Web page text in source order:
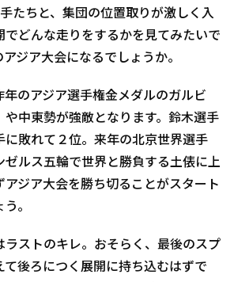
たちと、集団の位置取りが激しく入
でどんな走りをするかを見てみたいで
ジア大会になるでしょうか。
年のアジア選手権金メダルのガルビ
や中東勢が強敵となります。鈴木選手
に敗れて２位。来年の北京世界選手
ゼルス五輪で世界と勝負する土俵に上
ジア大会を勝ち切ることがスタート
。
ラストのキレ。おそらく、最後のスプ
て後ろにつく展開に持ち込むはずで